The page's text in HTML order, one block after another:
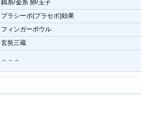
錦糸/金糸 卵/玉子
プラシーボ(プラセボ)効果
フィンガーボウル
玄奘三蔵
－－－